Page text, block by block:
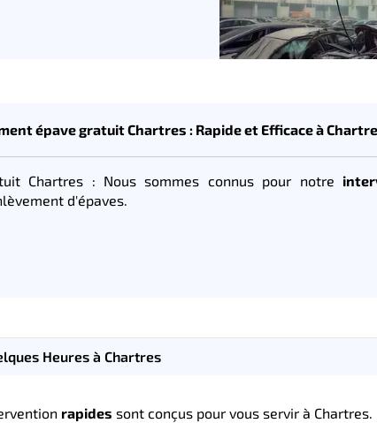
épave gratuit Chartres : Rapide et Efficace à
Chartres : Nous sommes connus pour notre
d'épaves.
Heures à Chartres
rapides sont conçus pour vous servir à Chartres.